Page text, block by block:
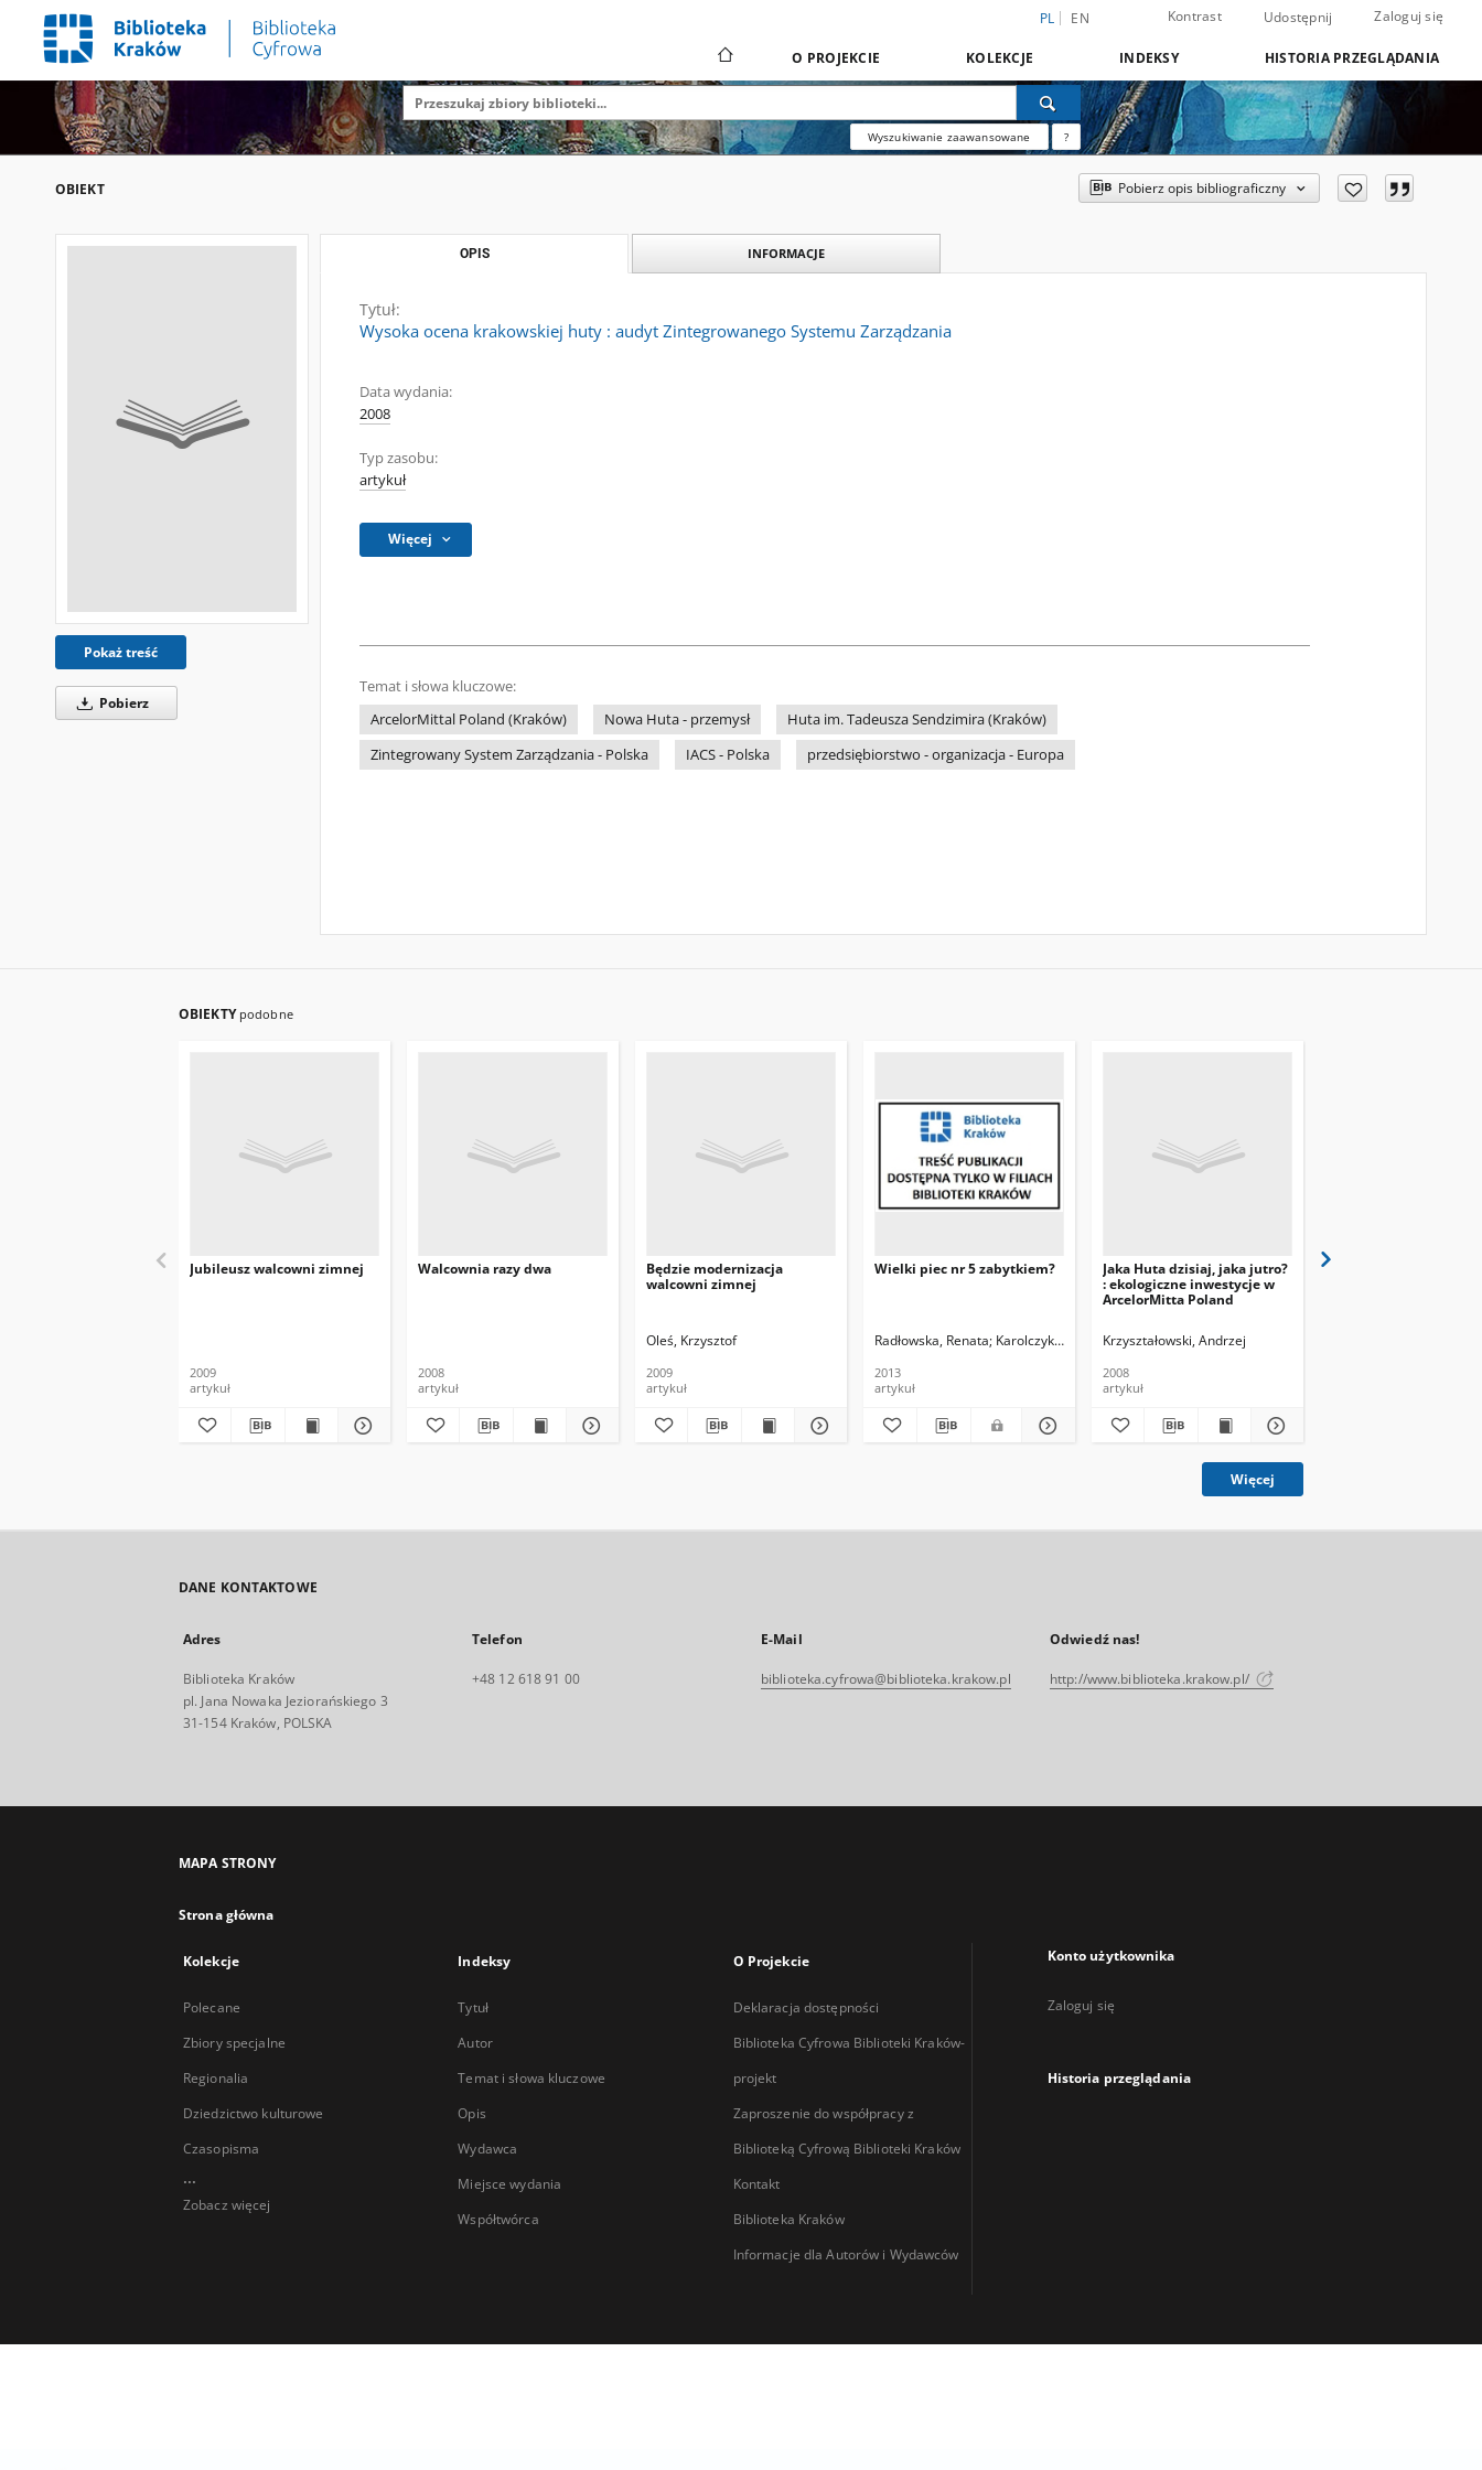
PL EN Kontrast Udostępnij Zaloguj się
O PROJEKCIE KOLEKCJE INDEKSY HISTORIA PRZEGLĄDANIA
Wyszukiwanie zaawansowane ?
OBIEKT Pobierz opis bibliograficzny
Pokaż treść
Pobierz
OPIS INFORMACJE
Tytuł:
Wysoka ocena krakowskiej huty : audyt Zintegrowanego Systemu Zarządzania
Data wydania:
2008
Typ zasobu:
artykuł
Więcej
Temat i słowa kluczowe:
ArcelorMittal Poland (Kraków)
Nowa Huta - przemysł
Huta im. Tadeusza Sendzimira (Kraków)
Zintegrowany System Zarządzania - Polska
IACS - Polska przedsiębiorstwo - organizacja - Europa
OBIEKTY podobne
Jubileusz walcowni zimnej
2009
artykuł
Walcownia razy dwa
2008
artykuł
Będzie modernizacja
walcowni zimnej
Oleś, Krzysztof
2009
artykuł
Wielki piec nr 5 zabytkiem?
Radłowska, Renata Karolczyk, Krzysztof. Fot.
2013
artykuł
Jaka Huta dzisiaj, jaka jutro?
: ekologiczne inwestycje w
ArcelorMitta Poland
Krzyształowski, Andrzej
2008
artykuł
Więcej
DANE KONTAKTOWE
Adres
Biblioteka Kraków
pl. Jana Nowaka Jeziorańskiego 3
31-154 Kraków, POLSKA
Telefon
+48 12 618 91 00
E-Mail
biblioteka.cyfrowa@biblioteka.krakow.pl
Odwiedź nas!
http://www.biblioteka.krakow.pl/
MAPA STRONY
Strona główna
Kolekcje
Polecane
Zbiory specjalne
Regionalia
Dziedzictwo kulturowe
Czasopisma
...
Zobacz więcej
Indeksy
Tytuł
Autor
Temat i słowa kluczowe
Opis
Wydawca
Miejsce wydania
Współtwórca
O Projekcie
Deklaracja dostępności
Biblioteka Cyfrowa Biblioteki Kraków-
projekt
Zaproszenie do współpracy z
Biblioteką Cyfrową Biblioteki Kraków
Kontakt
Biblioteka Kraków
Informacje dla Autorów i Wydawców
Konto użytkownika
Zaloguj się
Historia przeglądania